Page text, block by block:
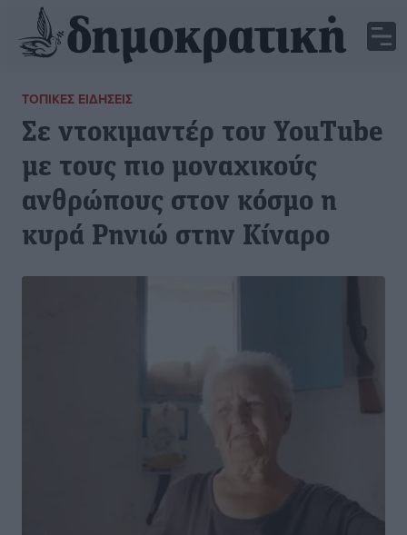
ΤΟΠΙΚΈΣ ΕΙΔΉΣΕΙΣ
Σε ντοκιμαντέρ του YouTube
με τους πιο μοναχικούς
ανθρώπους στον κόσμο η
κυρά Ρηνιώ στην Κίναρο